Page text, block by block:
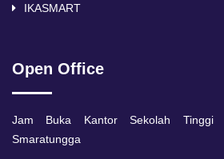
IKASMART
Open Office
Jam Buka Kantor Sekolah Tinggi
Smaratungga